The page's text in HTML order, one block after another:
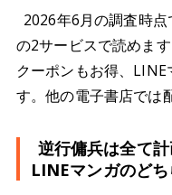
2026年6月の調査時
の2サービスで読めま
クーポンもお得、
す。他の電子書店では
逆行傭兵は全て
LINEマンガのど